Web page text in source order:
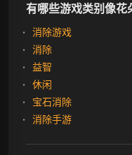
有哪些游戏类别像花
消除游戏
消除
益智
休闲
宝石消除
消除手游